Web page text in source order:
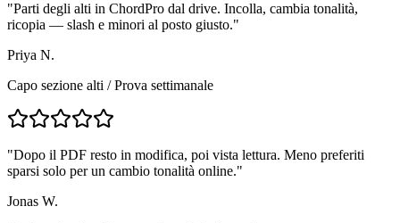
"Parti degli alti in ChordPro dal drive. Incolla, cambia tonalità,
ricopia — slash e minori al posto giusto."
Priya N.
Capo sezione alti /Prova settimanale
"Dopo il PDF resto in modifica, poi vista lettura. Meno preferiti
sparsi solo per un cambio tonalità online."
Jonas W.